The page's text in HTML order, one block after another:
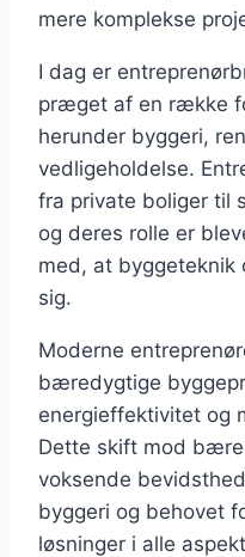
mere komplekse
I dag er
præget af en række
herunder byggeri,
vedligeholdelse.
fra private boliger til
og deres rolle er
med, at byggeteknik
sig.
Moderne
bæredygtige
energieffektivitet og
Dette skift mod
voksende
byggeri og behovet
løsninger i alle